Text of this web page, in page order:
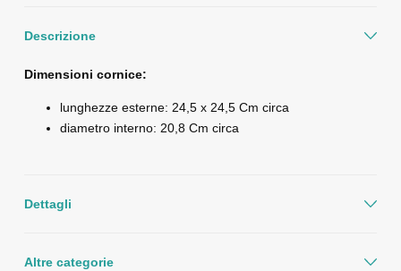
Descrizione
Dimensioni cornice:
lunghezze esterne: 24,5 x 24,5 Cm circa
diametro interno: 20,8 Cm circa
Dettagli
Altre categorie